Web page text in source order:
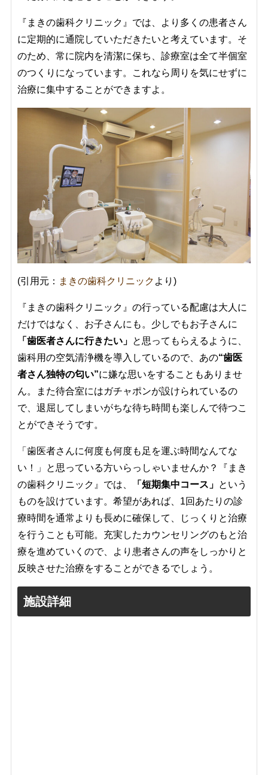
『まきの歯科クリニック』では、より多くの患者さん
に定期的に通院していただきたいと考えています。そ
のため、常に院内を清潔に保ち、診療室は全て半個室
のつくりになっています。これなら周りを気にせずに
治療に集中することができますよ。
(引用元： まきの歯科クリニック より)
『まきの歯科クリニック』の行っている配慮は大人に
だけではなく、お子さんにも。少しでもお子さんに
「歯医者さんに行きたい」 と思ってもらえるように、
歯科用の空気清浄機を導入しているので、あの“歯医
者さん独特の匂い”に嫌な思いをすることもありませ
ん。また待合室にはガチャポンが設けられているの
で、退屈してしまいがちな待ち時間も楽しんで待つこ
とができそうです。
「歯医者さんに何度も何度も足を運ぶ時間なんてな
い！」と思っている方いらっしゃいませんか？『まき
の歯科クリニック』では、
「短期集中コース」 という
ものを設けています。希望があれば、1回あたりの診
療時間を通常よりも長めに確保して、じっくりと治療
を行うことも可能。充実したカウンセリングのもと治
療を進めていくので、より患者さんの声をしっかりと
反映させた治療をすることができるでしょう。
施設詳細